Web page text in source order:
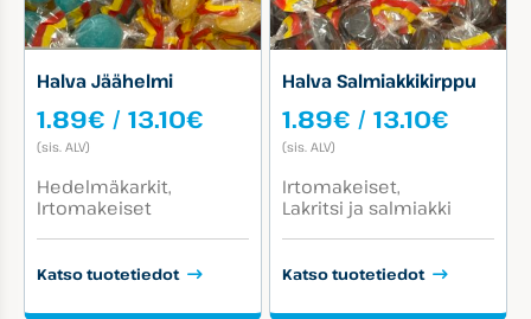
Halva Jäähelmi
1.89€ / 13.10€ Hintaluokka:
(sis. ALV)
Tuotekategoriat:
Hedelmäkarkit
Irtomakeiset
Katso tuotetiedot
Halva Salmiakkikirppu
1.89€ / 13.10€
(sis. ALV)
Tuotekategoriat:
Irtomakeiset
Lakritsi ja salmiakki
Katso tuotetiedot